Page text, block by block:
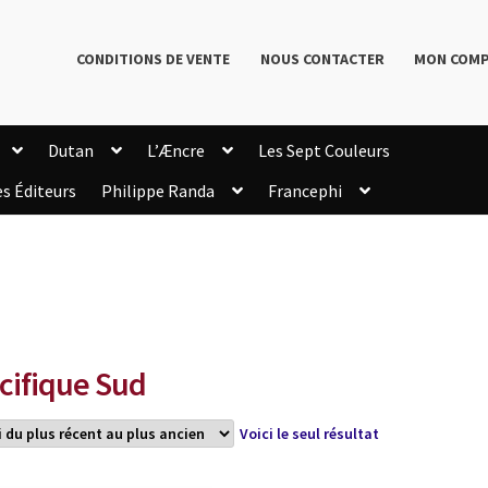
CONDITIONS DE VENTE NOUS CONTACTER MON
Dutan L’Æncre
Les Sept Couleurs
Éditeurs Philippe Randa
Francephi
Sud
Voici le seul résultat